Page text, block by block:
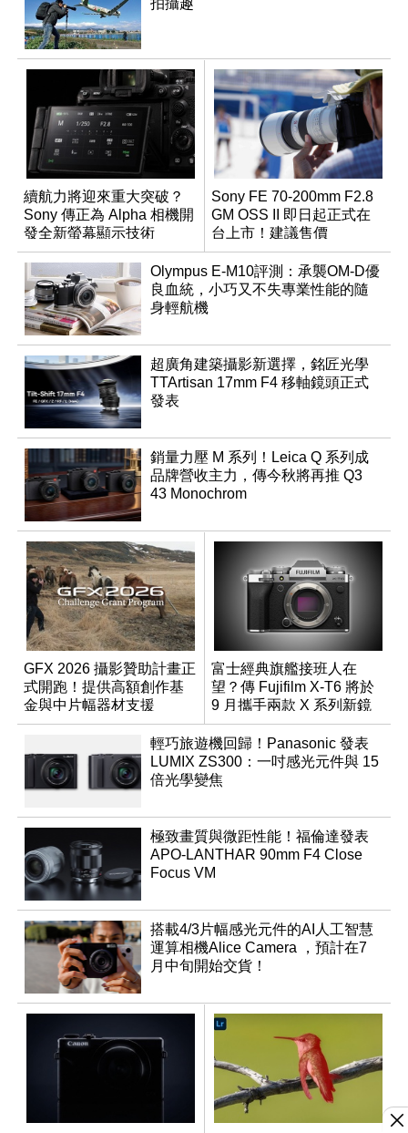
續航力將迎來重大突破？
Sony 傳正為 Alpha 相機開
發全新螢幕顯示技術
Sony FE 70-200mm F2.8
GM OSS II 即日起正式在
台上市！建議售價
NT$76,980
Olympus E-M10評測：承襲OM-D優
良血統，小巧又不失專業性能的隨
身輕航機
超廣角建築攝影新選擇，銘匠光學
TTArtisan 17mm F4 移軸鏡頭正式
發表
銷量力壓 M 系列！Leica Q 系列成
品牌營收主力，傳今秋將再推 Q3
43 Monochrom
GFX 2026 攝影贊助計畫正
式開跑！提供高額創作基
金與中片幅器材支援
富士經典旗艦接班人在
望？傳 Fujifilm X-T6 將於
9 月攜手兩款 X 系列新鏡
頭登場
輕巧旅遊機回歸！Panasonic 發表
LUMIX ZS300：一吋感光元件與 15
倍光學變焦
極致畫質與微距性能！福倫達發表
APO-LANTHAR 90mm F4 Close
Focus VM
搭載4/3片幅感光元件的AI人工智慧
運算相機Alice Camera ，預計在7
月中旬開始交貨！